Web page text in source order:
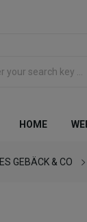
HOME
GEBÄCK & CO